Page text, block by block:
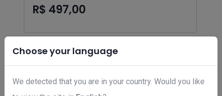
Choose your language
We detected that you are in your country. Would you like
R$ 497,00